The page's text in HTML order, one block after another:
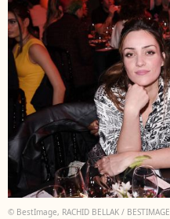
© BestImage, RACHID BELLAK / BESTIMAGE